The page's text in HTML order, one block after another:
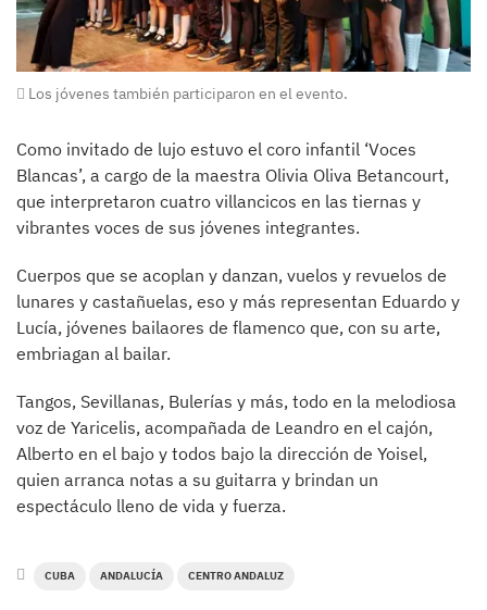
Los jóvenes también participaron en el evento.
Como invitado de lujo estuvo el coro infantil ‘Voces
Blancas’, a cargo de la maestra Olivia Oliva Betancourt,
que interpretaron cuatro villancicos en las tiernas y
vibrantes voces de sus jóvenes integrantes.
Cuerpos que se acoplan y danzan, vuelos y revuelos de
lunares y castañuelas, eso y más representan Eduardo y
Lucía, jóvenes bailaores de flamenco que, con su arte,
embriagan al bailar.
Tangos, Sevillanas, Bulerías y más, todo en la melodiosa
voz de Yaricelis, acompañada de Leandro en el cajón,
Alberto en el bajo y todos bajo la dirección de Yoisel,
quien arranca notas a su guitarra y brindan un
espectáculo lleno de vida y fuerza.
CUBA ANDALUCÍA CENTRO ANDALUZ